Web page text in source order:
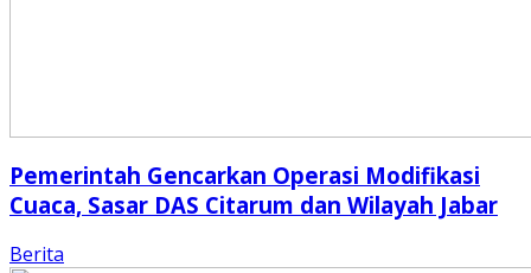
Pemerintah Gencarkan Operasi Modifikasi
Cuaca, Sasar DAS Citarum dan Wilayah Jabar
Berita